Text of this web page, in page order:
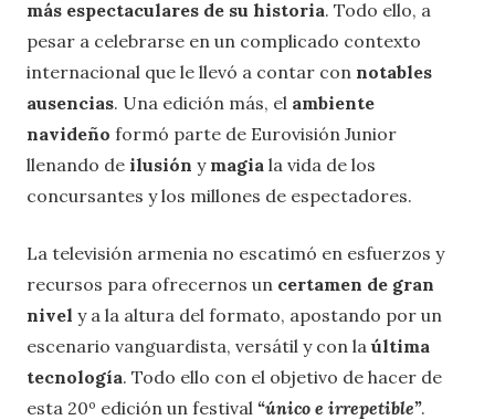
más espectaculares de su historia. Todo ello, a
pesar a celebrarse en un complicado contexto
internacional que le llevó a contar con notables
ausencias. Una edición más, el ambiente
navideño formó parte de Eurovisión Junior
llenando de ilusión y magia la vida de los
concursantes y los millones de espectadores.
La televisión armenia no escatimó en esfuerzos y
recursos para ofrecernos un certamen de gran
nivel y a la altura del formato, apostando por un
escenario vanguardista, versátil y con la última
tecnología. Todo ello con el objetivo de hacer de
esta 20º edición un festival “único e irrepetible”.